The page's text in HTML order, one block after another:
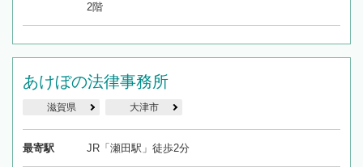
2階
あけぼの法律事務所
滋賀県 大津市
最寄駅 JR「瀬田駅」徒歩2分